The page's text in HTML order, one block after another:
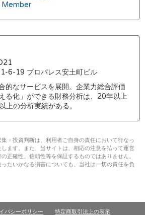
Member
6-19 プロパレス安土町ビル
的なサービスを展開。企業力総合評価
る化」ができる財務分析は、20年以上
の分析実績がある。
・投資判断は、利用者ご自身の責任において行なっ
ます。また、当サイトは、相応の注意を払って運営
正確性、信頼性等を保証するものではありません。
たいかなる損害についても、当社は一切の責任を負
バシーポリシー 特定商取引法上の表示